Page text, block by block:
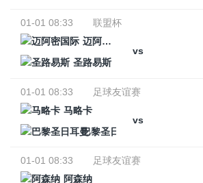
01-01 08:33
联盟杯
迈阿密国际
vs
圣路易斯
01-01 08:33
足球友谊赛
马略卡
vs
巴黎圣日耳曼
01-01 08:33
足球友谊赛
阿森纳